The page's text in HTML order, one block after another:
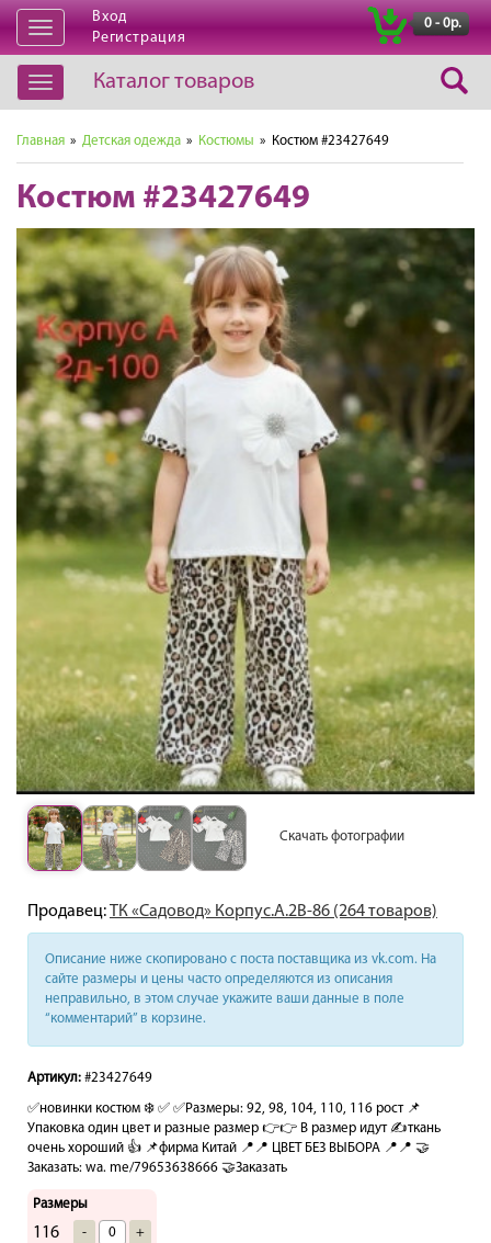
Открыть
навигацию
Вход
Регистрация
0 - 0р.
Открыть
навигацию
Каталог товаров
Главная » Детская одежда » Костюмы » Костюм #23427649
Костюм #23427649
Скачать фотографии
Продавец:ТК «Садовод» Корпус.А.2В-86 (264 товаров)
Описание ниже скопировано с поста поставщика из vk.com. На
сайте размеры и цены часто определяются из описания
неправильно, в этом случае укажите ваши данные в поле
“комментарий” в корзине.
Артикул: #23427649
✅новинки костюм ❄️ ✅ ✅Размеры: 92, 98, 104, 110, 116 рост 📌
Упаковка один цвет и разные размер 👉👉 В размер идут ✍️ткань
очень хороший 👍 📌фирма Китай 📍📍 ЦВЕТ БЕЗ ВЫБОРА 📍📍 🤝
Заказать: wa. me/79653638666 🤝Заказать
Размеры
116 - +